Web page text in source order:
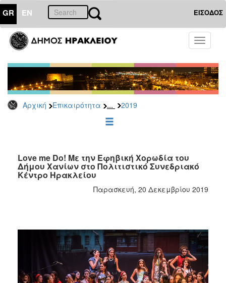
GR EN ΕΙΣΟΔΟΣ
Toggle
Αρχική Επικαιρότητα ... 2019
ΕΠΙΚΑΙΡΟΤΗΤΑ
Τύπου
Αρχείο
2026
2025
2022
2021
2017
2015
2013
Love me Do! Με την Εφηβική Χορωδία του
Δήμου Χανίων στο Πολιτιστικό Συνεδριακό
Κέντρο Ηρακλείου
Παρασκευή, 20 Δεκεμβρίου 2019